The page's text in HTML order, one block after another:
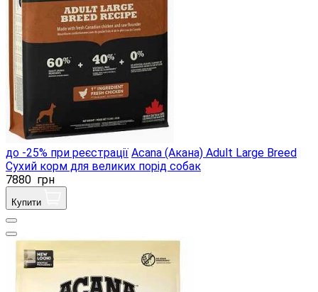
до -25% при реєстрації Acana (Акана) Adult Large Breed
Сухий корм для великих порід собак
7880 грн
Купити